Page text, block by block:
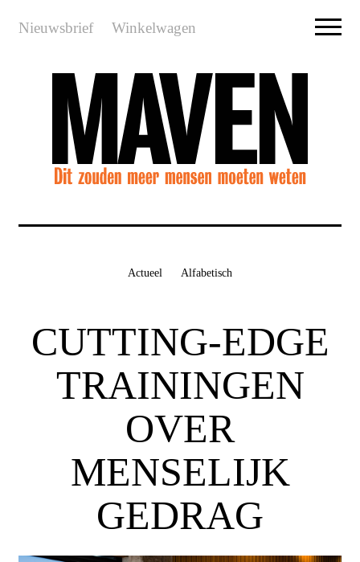
Nieuwsbrief Winkelwagen
Actueel Alfabetisch
CUTTING-EDGE
TRAININGEN
OVER
MENSELIJK
GEDRAG